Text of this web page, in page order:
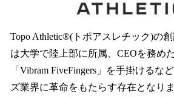
Topo Athletic®(トポアスレチック)の
は大学で陸上部に所属、CEOを務め
「Vibram FiveFingers」を手掛けるな
ズ業界に革命をもたらす存在となり